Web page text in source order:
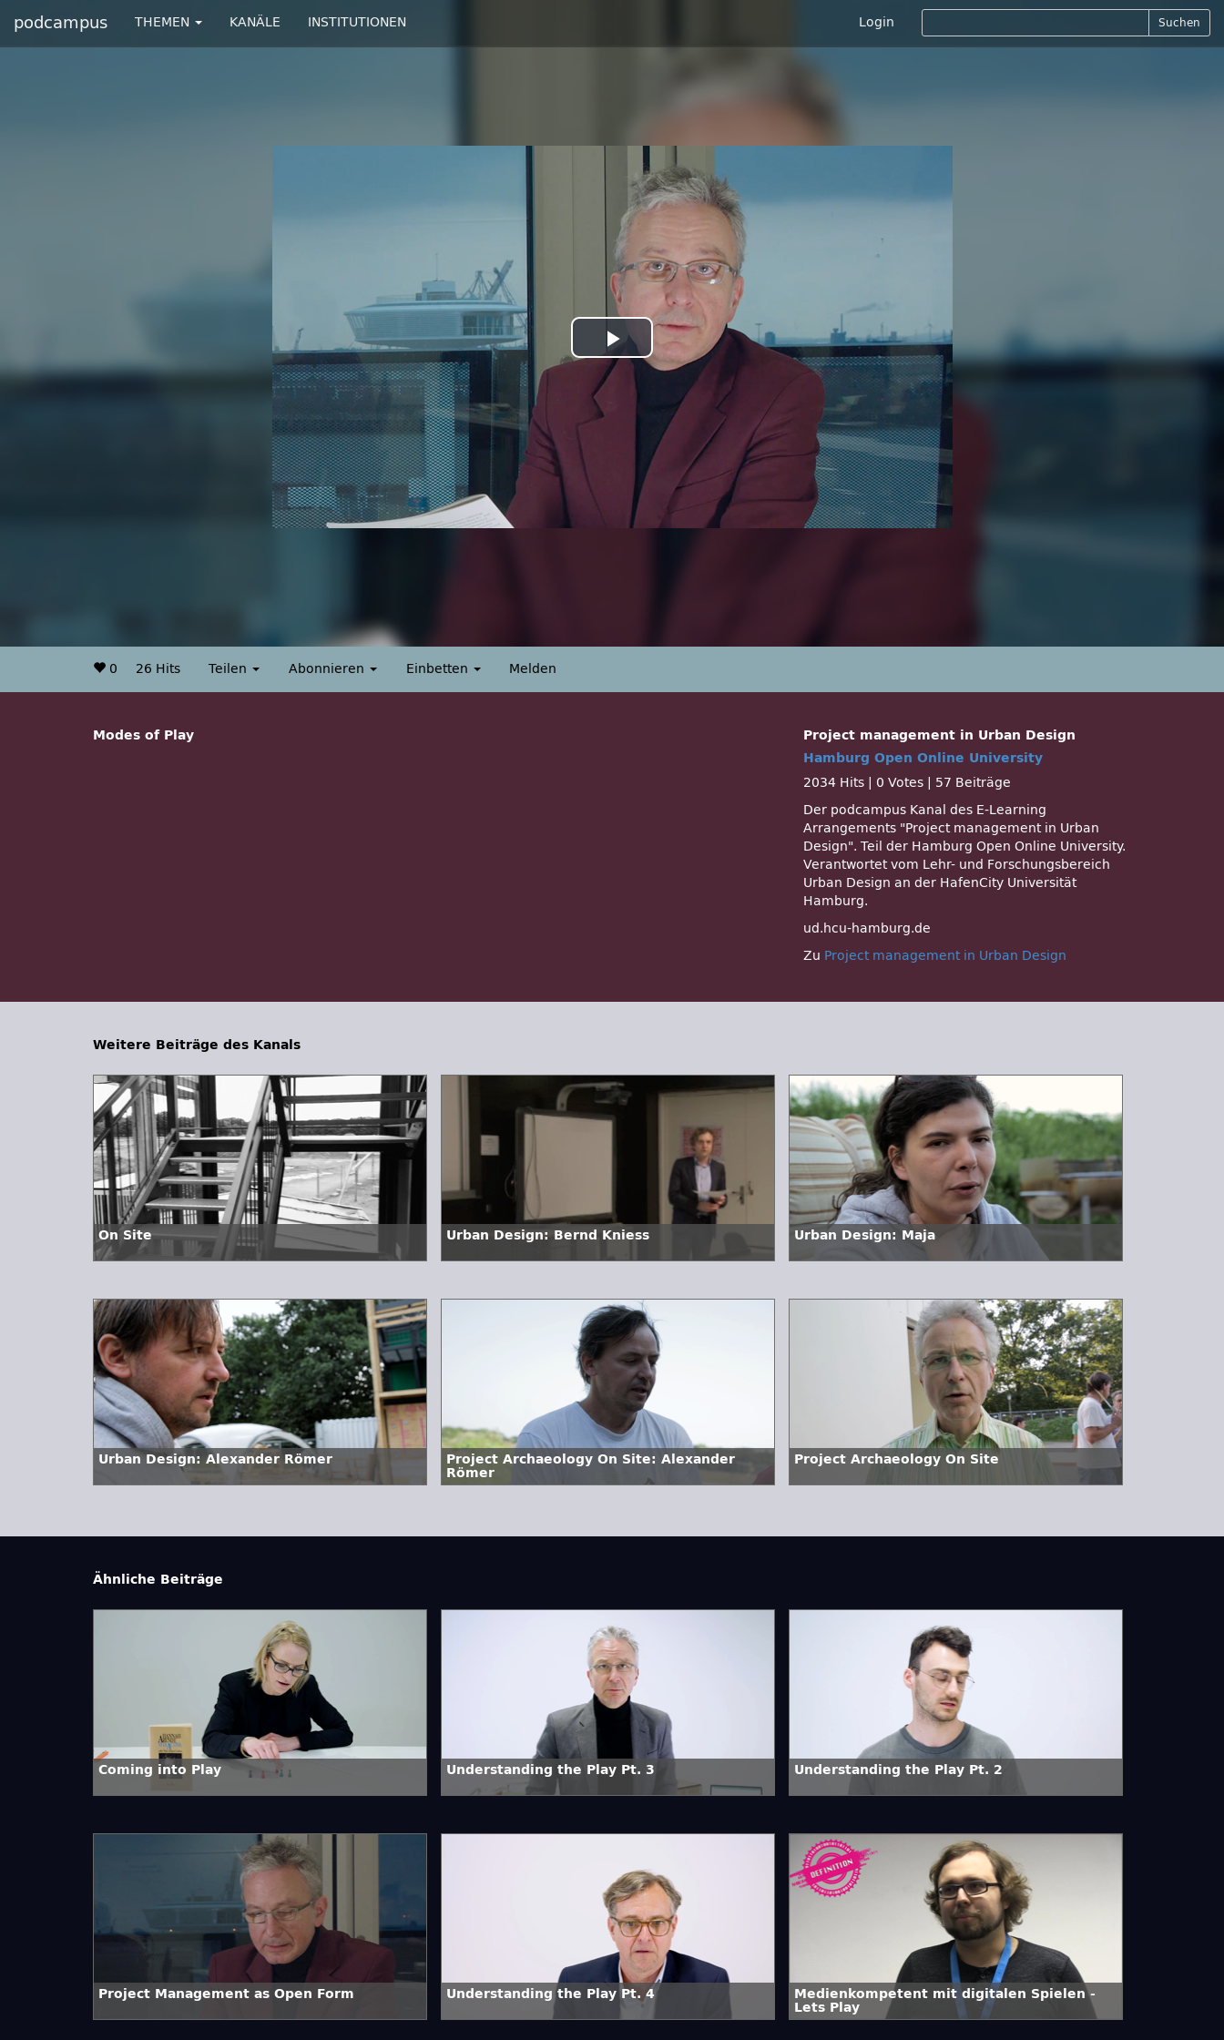
podcampus THEMEN KANÄLE INSTITUTIONEN Login Suchen
Play
Video
0 26 Hits Teilen Abonnieren Einbetten Melden
Modes of Play
Project management in Urban Design
Hamburg Open Online University
2034 Hits
0 Votes
57 Beiträge
Der podcampus Kanal des E-Learning
Arrangements
Project management in Urban
Design . Teil der Hamburg Open Online University.
Verantwortet vom Lehr- und Forschungsbereich
Urban Design an der HafenCity Universität
Hamburg.
ud.hcu-hamburg.de
Zu Project management in Urban Design
Weitere Beiträge des Kanals
On Site Urban Design: Bernd Kniess Urban Design: Maja
Urban Design: Alexander Römer
Project Archaeology On Site: Alexander
Römer
Project Archaeology On Site
Ähnliche Beiträge
Coming into Play Understanding the Play Pt. 3 Understanding the Play Pt. 2
Project Management as Open Form Understanding the Play Pt. 4
Medienkompetent mit digitalen Spielen -
Lets Play